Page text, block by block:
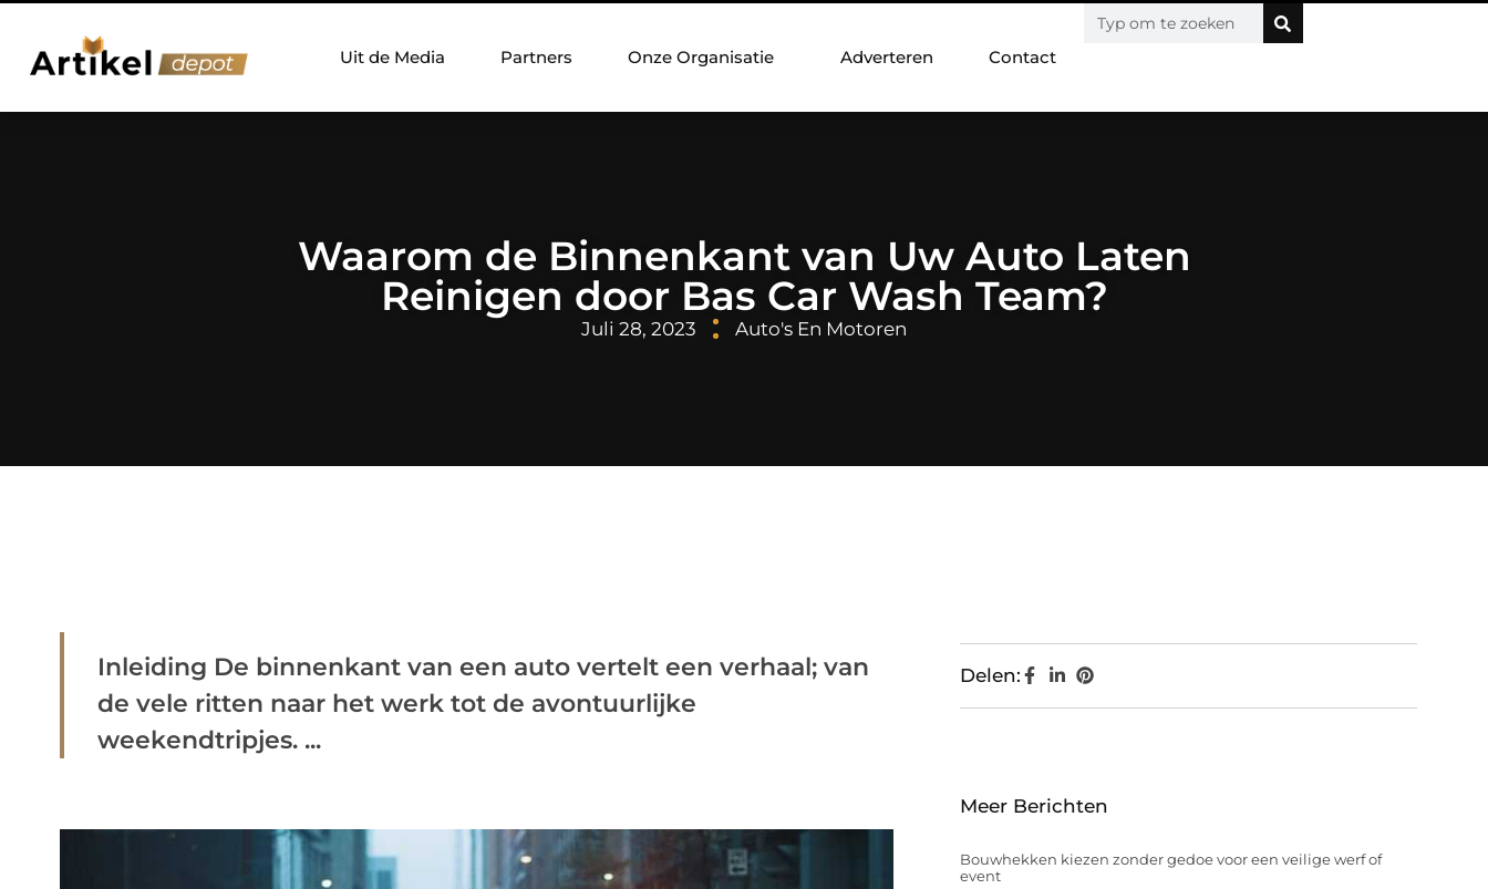
Uit de Media Partners Onze Organisatie Adverteren Contact
Waarom de Binnenkant van Uw Auto Laten
Reinigen door Bas Car Wash Team?
Juli 28, 2023 Auto's En Motoren
Inleiding De binnenkant van een auto vertelt een verhaal; van
de vele ritten naar het werk tot de avontuurlijke
weekendtripjes. ...
Delen:
Meer Berichten
Bouwhekken kiezen zonder gedoe voor een veilige werf of
event